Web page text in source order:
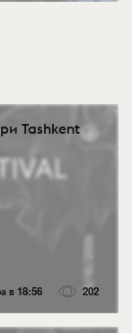
Tashkent
в 18:56 202